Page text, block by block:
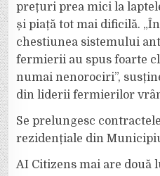
prețuri prea mici la
și piață tot mai dificilă.
chestiunea sistemului
fermierii au spus foarte
numai nenorociri”,
din liderii fermierilor
Se prelungesc
rezidențiale din
AI Citizens mai are două